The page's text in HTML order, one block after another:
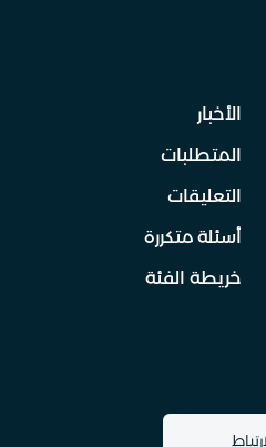
الأخبار
المتطلبات
التعليقات
أسئلة متكررة
خريطة الفئة